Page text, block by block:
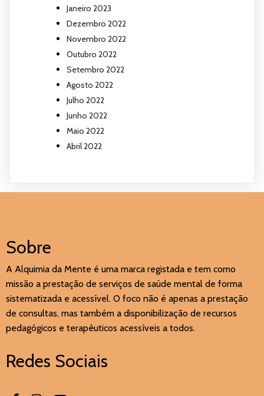
Janeiro 2023
Dezembro 2022
Novembro 2022
Outubro 2022
Setembro 2022
Agosto 2022
Julho 2022
Junho 2022
Maio 2022
Abril 2022
Sobre
A Alquimia da Mente é uma marca registada e tem como
missão a prestação de serviços de saúde mental de forma
sistematizada e acessível. O foco não é apenas a prestação
de consultas, mas também a disponibilização de recursos
pedagógicos e terapêuticos acessíveis a todos.
Redes Sociais